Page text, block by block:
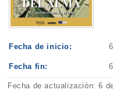
Fecha de inicio:
Fecha fin:
Fecha de actualización: 6